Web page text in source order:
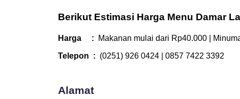
Berikut Estimasi Harga Menu Damar
Harga : Makanan mulai dari Rp40.000 |
Telepon : (0251) 926 0424 | 0857 7422 3392
Alamat